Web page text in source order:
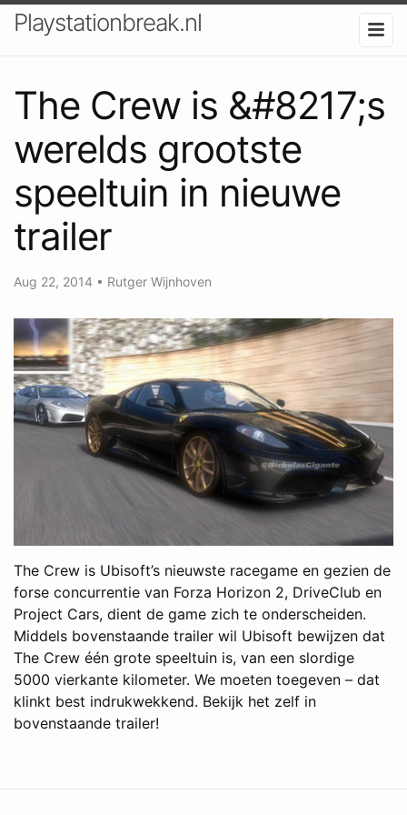
Playstationbreak.nl
The Crew is &#8217;s
werelds grootste
speeltuin in nieuwe
trailer
Aug 22, 2014 • Rutger Wijnhoven
The Crew is Ubisoft’s nieuwste racegame en gezien de
forse concurrentie van Forza Horizon 2, DriveClub en
Project Cars, dient de game zich te onderscheiden.
Middels bovenstaande trailer wil Ubisoft bewijzen dat
The Crew één grote speeltuin is, van een slordige
5000 vierkante kilometer. We moeten toegeven – dat
klinkt best indrukwekkend. Bekijk het zelf in
bovenstaande trailer!